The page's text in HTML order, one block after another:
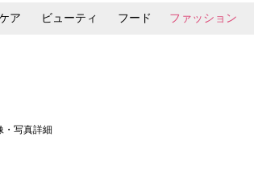
ア ビューティ フード ファッション
・写真詳細